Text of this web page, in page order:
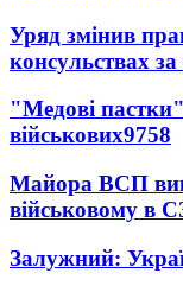
Уряд змінив
консульствах
"Медові
військових9758
Майора ВСП
військовому в
Залужний: